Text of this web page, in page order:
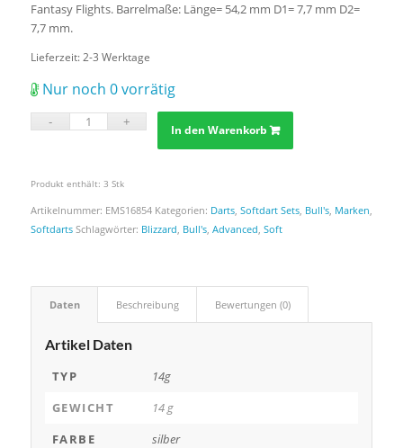
Fantasy Flights. Barrelmaße: Länge= 54,2 mm D1= 7,7 mm D2=
7,7 mm.
Lieferzeit: 2-3 Werktage
Nur noch 0 vorrätig
In den Warenkorb
Produkt enthält: 3 Stk
Artikelnummer: EMS16854 Kategorien: Darts, Softdart Sets, Bull's, Marken
Softdarts Schlagwörter: Blizzard Bull's, Advanced Soft
Daten Beschreibung Bewertungen (0)
Artikel Daten
TYP
14g
GEWICHT
14 g
FARBE
silber